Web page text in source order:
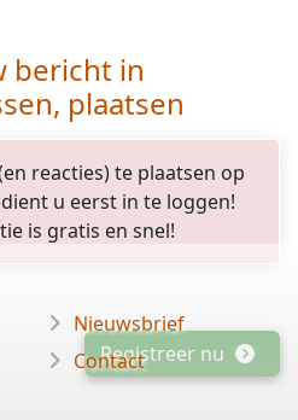
bericht in
plaatsen
reacties) te plaatsen op
u eerst in te loggen!
is gratis en snel!
Registreer nu
Nieuwsbrief
Contact